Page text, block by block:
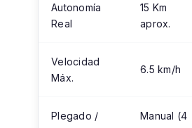
Autonomía
Real
15 Km
aprox.
Velocidad
Máx.
6.5 km/h
Plegado /
Manual (4